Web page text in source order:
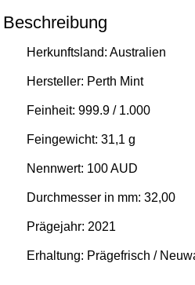
Beschreibung
Herkunftsland: Australien
Hersteller: Perth Mint
Feinheit: 999.9 / 1.000
Feingewicht: 31,1 g
Nennwert: 100 AUD
Durchmesser in mm: 32,00
Prägejahr: 2021
Erhaltung: Prägefrisch /